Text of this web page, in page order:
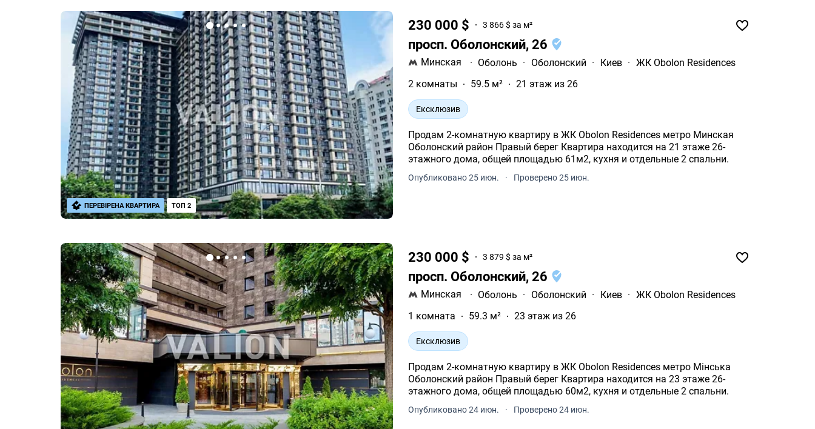
230 000 $ 3 866 $ за м²
просп. Оболонский, 26
Минская · Оболонь · Оболонский · Киев · ЖК Obolon Residences
2 комнаты
59.5 м² 21 этаж из 26
Ексклюзив
Продам 2-комнатную квартиру в ЖК Obolon Residences метро Минская
Оболонский район Правый берег Квартира находится на 21 этаже 26-
этажного дома, общей площадью 61м2, кухня и отдельные 2 спальни.
Опубликовано 25 июн. · Проверено 25 июн.
ПЕРЕВІРЕНА КВАРТИРА ТОП 2
230 000 $ 3 879 $ за м²
просп. Оболонский, 26
Минская · Оболонь · Оболонский · Киев · ЖК Obolon Residences
1 комната
59.3 м² 23 этаж из 26
Ексклюзив
Продам 2-комнатную квартиру в ЖК Obolon Residences метро Мінська
Оболонский район Правый берег Квартира находится на 23 этаже 26-
этажного дома, общей площадью 60м2, кухня и отдельные 2 спальни.
Опубликовано 24 июн. · Проверено 24 июн.